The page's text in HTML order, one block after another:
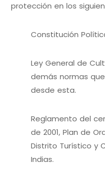
protección en los
Constitución
Ley General de
demás normas
desde esta.
Reglamento del
de 2001, Plan de
Distrito Turístico y
Indias.